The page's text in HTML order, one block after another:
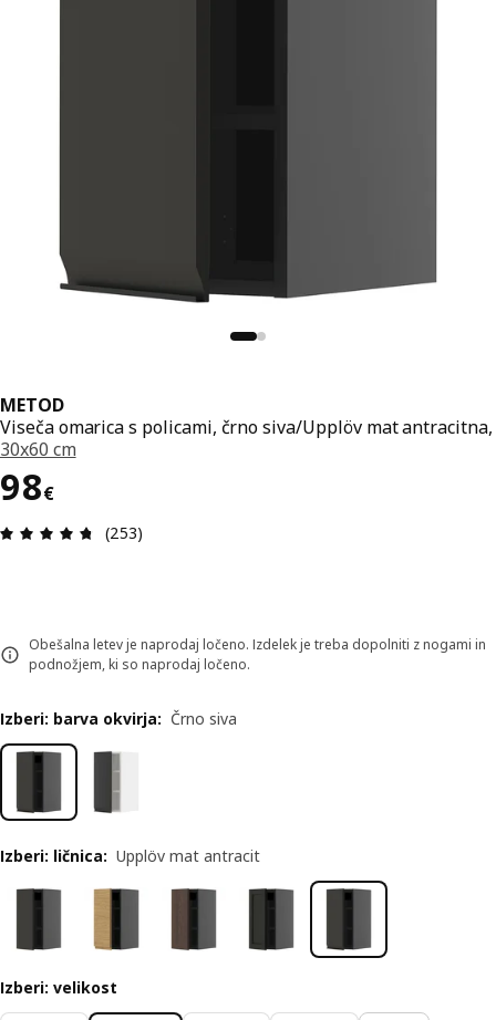
METOD
Viseča omarica s policami, črno siva/Upplöv mat antracitna,
30x60 cm
98€
Cena 98€
Ocena in komentar: 4.7 od skupno 5 zvezdic.
(253)
Obešalna letev je naprodaj ločeno. Izdelek je treba dopolniti z nogami in
podnožjem, ki so naprodaj ločeno.
Izberi: barva okvirja: Črno siva
Izberi: ličnica: Upplöv mat antracit
Izberi: velikost